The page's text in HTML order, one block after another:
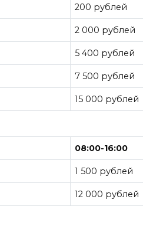
200 рублей
2 000 рублей
5 400 рублей
7 500 рублей
15 000 рублей
08:00-16:00
1 500 рублей
12 000 рублей